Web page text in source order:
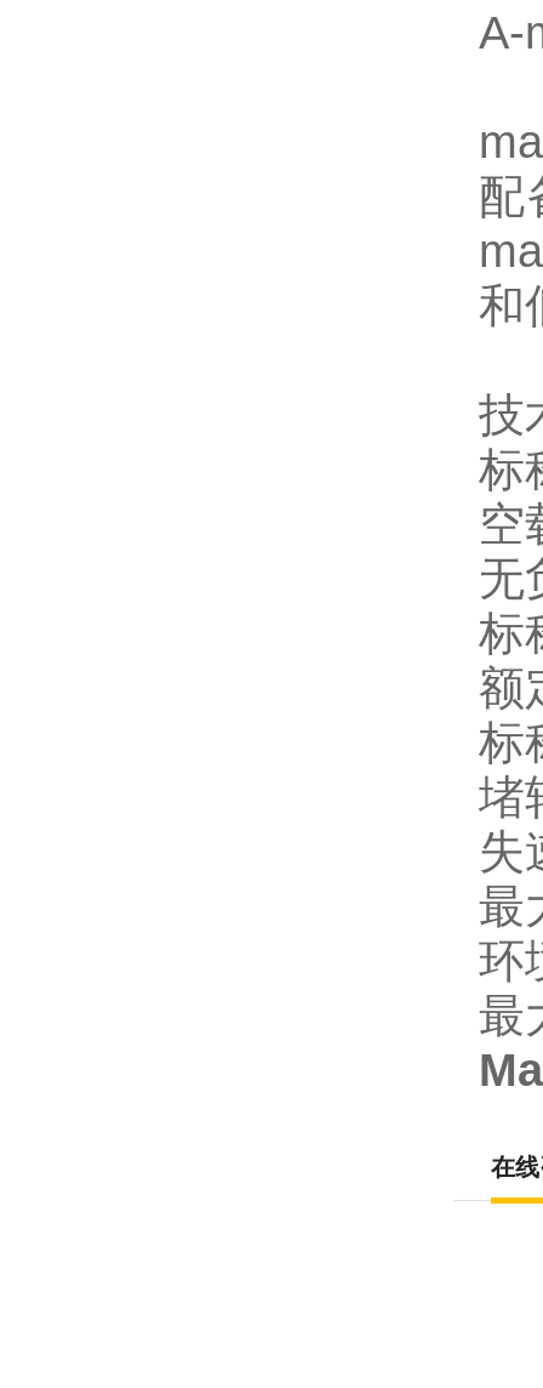
A-
配
和
技
标
空
无
标
额
标
堵
失
最
环
最
在